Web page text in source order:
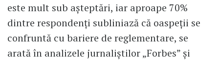
este mult sub așteptări, iar aproape 70%
dintre respondenți subliniază că oaspeții se
confruntă cu bariere de reglementare, se
arată în analizele jurnaliștilor „Forbes” și